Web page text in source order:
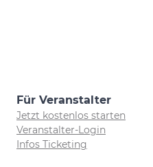
Für Veranstalter
Jetzt kostenlos starten
Veranstalter-Login
Infos Ticketing